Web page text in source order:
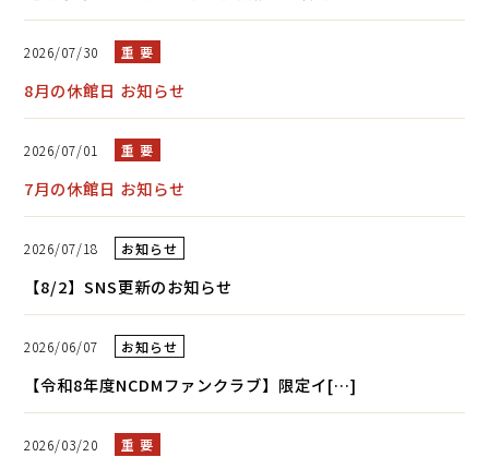
2026/07/30 重 要
8月の休館日 お知らせ
2026/07/01 重 要
7月の休館日 お知らせ
2026/07/18 お知らせ
【8/2】SNS更新のお知らせ
2026/06/07 お知らせ
【令和8年度NCDMファンクラブ】限定イ[…]
2026/03/20 重 要